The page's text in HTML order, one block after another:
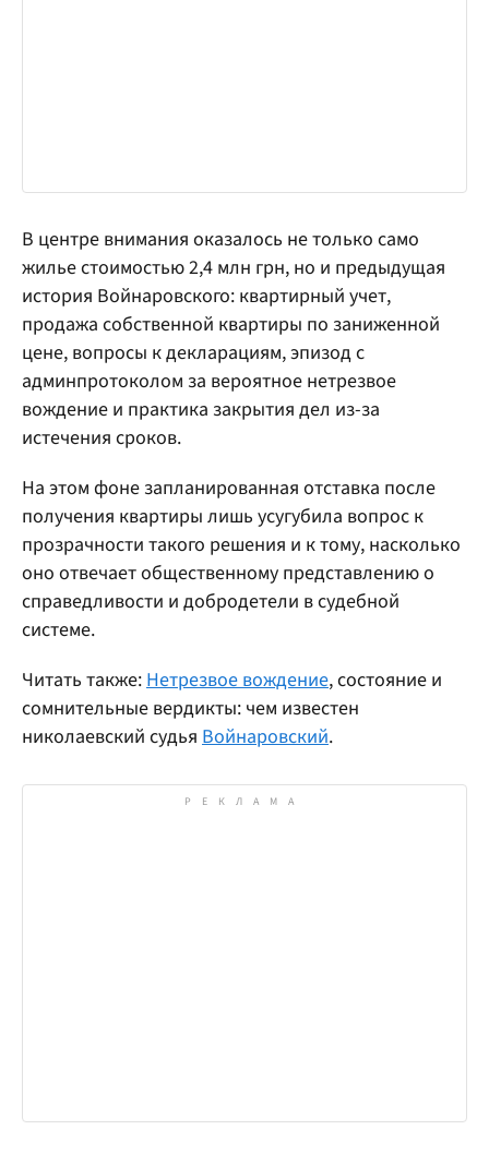
В центре внимания оказалось не только само
жилье стоимостью 2,4 млн грн, но и предыдущая
история Войнаровского: квартирный учет,
продажа собственной квартиры по заниженной
цене, вопросы к декларациям, эпизод с
админпротоколом за вероятное нетрезвое
вождение и практика закрытия дел из-за
истечения сроков.
На этом фоне запланированная отставка после
получения квартиры лишь усугубила вопрос к
прозрачности такого решения и к тому, насколько
оно отвечает общественному представлению о
справедливости и добродетели в судебной
системе.
Читать также:Нетрезвое вождение, состояние и
сомнительные вердикты: чем известен
николаевский судья Войнаровский.